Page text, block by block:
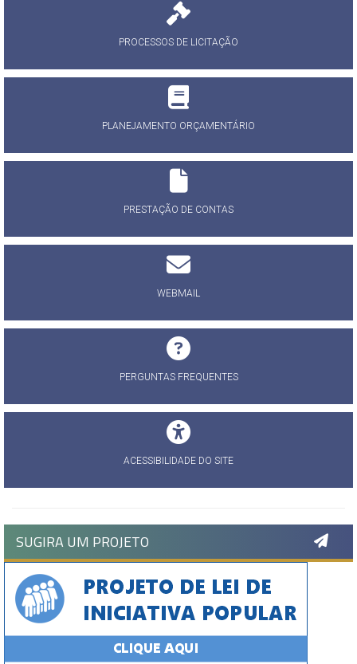
PROCESSOS DE LICITAÇÃO
PLANEJAMENTO ORÇAMENTÁRIO
PRESTAÇÃO DE CONTAS
WEBMAIL
PERGUNTAS FREQUENTES
ACESSIBILIDADE DO SITE
SUGIRA UM PROJETO